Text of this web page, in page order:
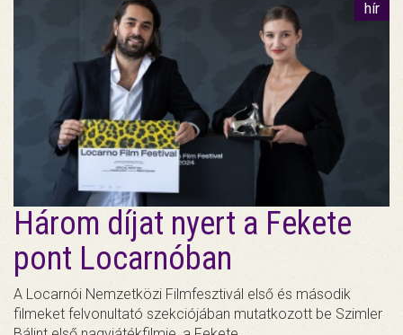
hír
Három díjat nyert a Fekete
pont Locarnóban
A Locarnói Nemzetközi Filmfesztivál első és második
filmeket felvonultató szekciójában mutatkozott be Szimler